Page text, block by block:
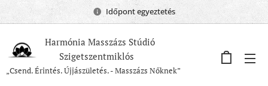
Időpont egyeztetés
Harmónia Masszázs Stúdió
Szigetszentmiklós
„Csend. Érintés. Újjászületés. - Masszázs Nőknek”